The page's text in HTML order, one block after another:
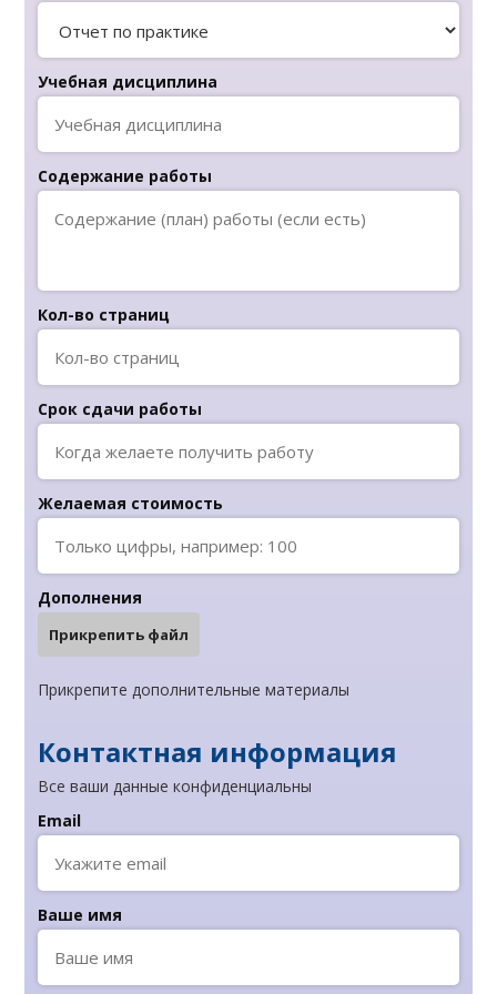
Учебная дисциплина
Содержание работы
Кол-во страниц
Срок сдачи работы
Желаемая стоимость
Дополнения
Прикрепить файл
Прикрепите дополнительные материалы
Контактная информация
Все ваши данные конфиденциальны
Email
Ваше имя